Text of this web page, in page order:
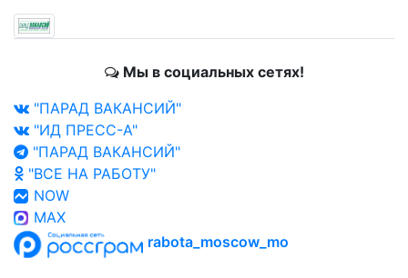
Мы в социальных сетях!
"ПАРАД ВАКАНСИЙ"
"ИД ПРЕСС-А"
"ПАРАД ВАКАНСИЙ"
"ВСЕ НА РАБОТУ"
NOW
MAX
rabota_moscow_mo